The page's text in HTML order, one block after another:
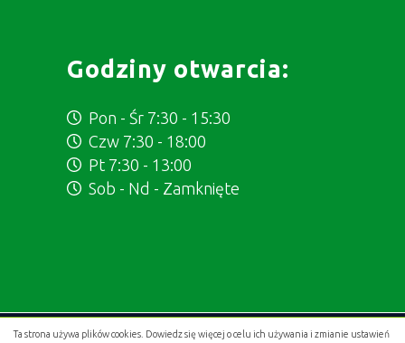
Ta strona używa plików cookies. Dowiedz się więcej o celu ich używania i zmianie ustawień
Godziny otwarcia:
Pon - Śr 7:30 - 15:30
Czw 7:30 - 18:00
Pt 7:30 - 13:00
Sob - Nd - Zamknięte